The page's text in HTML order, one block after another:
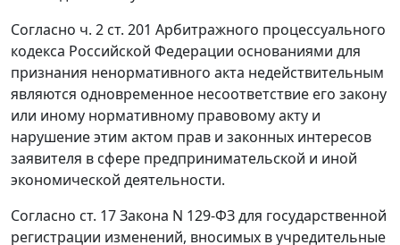
Согласно ч. 2 ст. 201 Арбитражного процессуального
кодекса Российской Федерации основаниями для
признания ненормативного акта недействительным
являются одновременное несоответствие его закону
или иному нормативному правовому акту и
нарушение этим актом прав и законных интересов
заявителя в сфере предпринимательской и иной
экономической деятельности.
Согласно ст. 17Закона N 129-ФЗ для государственной
регистрации изменений, вносимых в учредительные